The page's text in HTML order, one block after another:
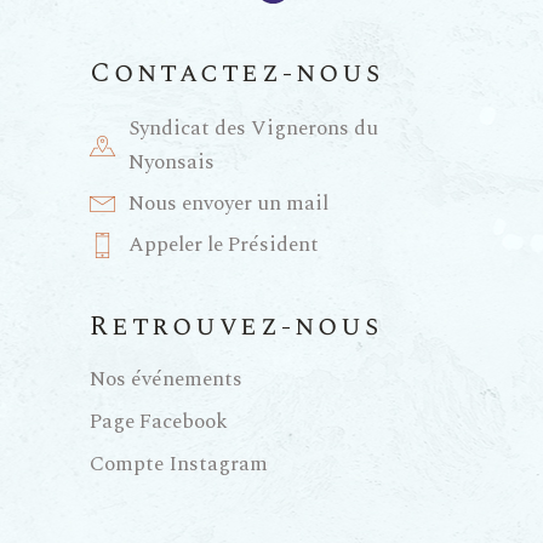
e
n
Contactez-nous
Syndicat des Vignerons du
Nyonsais
Nous envoyer un mail
Appeler le Président
Retrouvez-nous
Nos événements
Page Facebook
Compte Instagram